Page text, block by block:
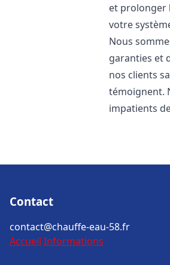
et prolonger
votre
Nous
garanties et
nos clients
témoignent.
impatients
Contact
contact@chauffe-eau-58.fr
Accueil Informations